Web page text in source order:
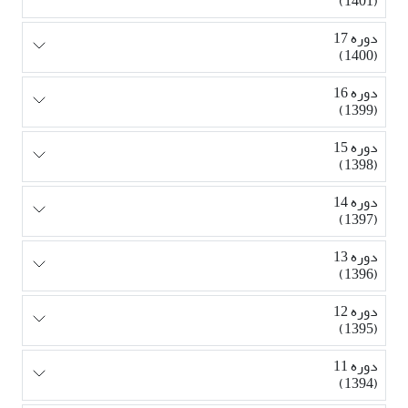
دوره 17
(1400)
دوره 16
(1399)
دوره 15
(1398)
دوره 14
(1397)
دوره 13
(1396)
دوره 12
(1395)
دوره 11
(1394)